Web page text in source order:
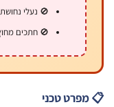
🚫 נעלי נחושת עירום (Tubular) – צריך לוחץ
🚫 חתכים מחוץ לטווח 0.5-6mm² – דחיסה לא תקנית
טכני